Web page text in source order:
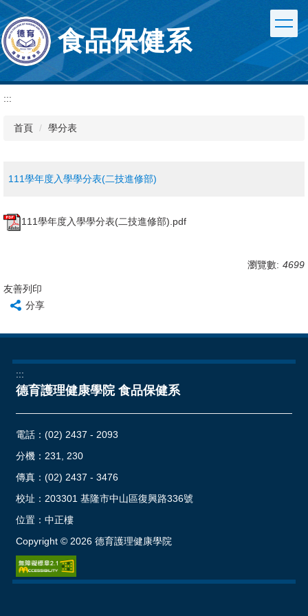
跳
到
主
要
內
容
區
食品保健系
:::
首頁 學分表
111學年度入學學分表(二技進修部)
111學年度入學學分表(二技進修部).pdf
瀏覽數: 4699
友善列印
分享
:::
德育護理健康學院 食品保健系
電話： (02) 2437 - 2093
分機：231, 230
傳真：(02) 2437 - 3476
校址： 203301 基隆市中山區復興路336號
位置： 中正樓
Copyright © 2026德育護理健康學院